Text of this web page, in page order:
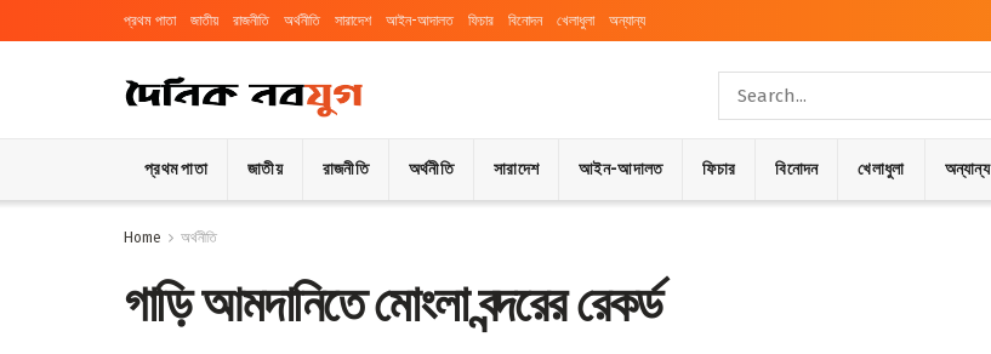
প্রথম পাতা জাতীয় রাজনীতি অর্থনীতি সারাদেশ আইন-আদালত ফিচার বিনোদন খেলাধুলা অন্যান্য
প্রথম পাতা জাতীয় রাজনীতি অর্থনীতি সারাদেশ আইন-আদালত ফিচার বিনোদন খেলাধুলা অন্যান্য
Home অর্থনীতি
গাড়ি আমদানিতে মোংলা বন্দরের রেকর্ড